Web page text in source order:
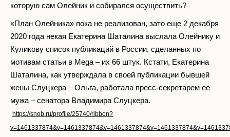
которую сам Олейник и собирался осуществить?
«План Олейника» пока не реализован, зато еще 2 декабря
2020 года некая Екатерина Шаталина выслала Олейнику и
Куликову список публикаций в России, сделанных по
мотивам статьи в Mega – их 66 штук. Кстати, Екатерина
Шаталина, как утверждала в своей публикации бывшей
жены Слуцкера – Ольга, работала пресс-секретарем ее
мужа – сенатора Владимира Слуцкера.
https://snob.ru/profile/25740/ribbon?